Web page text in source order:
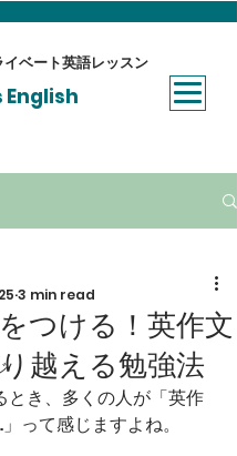
ベート​英語レッスン
つける！英作文
越える勉強法
3 min read
とき、多くの人が「英作
って感じますよね。